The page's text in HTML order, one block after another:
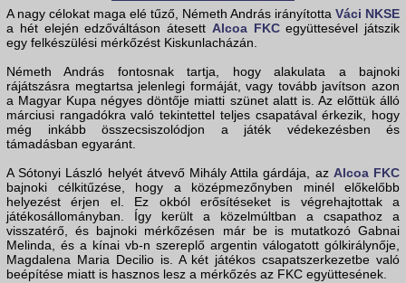
A nagy célokat maga elé tűző, Németh András irányította Váci NKSE
a hét elején edzőváltáson átesett Alcoa FKCegyüttesével játszik
egy felkészülési mérkőzést Kiskunlacházán.
Németh András fontosnak tartja, hogy alakulata a bajnoki
rájátszásra megtartsa jelenlegi formáját, vagy tovább javítson azon
a Magyar Kupa négyes döntője miatti szünet alatt is. Az előttük álló
márciusi rangadókra való tekintettel teljes csapatával érkezik, hogy
még inkább összecsiszolódjon a játék védekezésben és
támadásban egyaránt.
A Sótonyi László helyét átvevő Mihály Attila gárdája, az Alcoa FKC
bajnoki célkitűzése, hogy a középmezőnyben minél előkelőbb
helyezést érjen el. Ez okból erősítéseket is végrehajtottak a
játékosállományban. Így került a közelmúltban a csapathoz a
visszatérő, és bajnoki mérkőzésen már be is mutatkozó Gabnai
Melinda, és a kínai vb-n szereplő argentin válogatott gólkirálynője,
Magdalena Maria Decilio is. A két játékos csapatszerkezetbe való
beépítése miatt is hasznos lesz a mérkőzés az FKC együttesének.